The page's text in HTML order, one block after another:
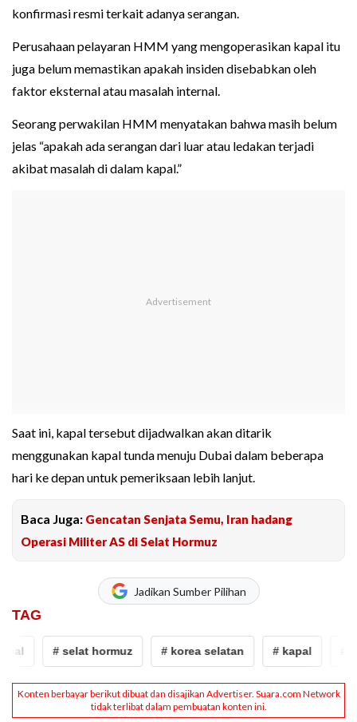
konfirmasi resmi terkait adanya serangan.
Perusahaan pelayaran HMM yang mengoperasikan kapal itu
juga belum memastikan apakah insiden disebabkan oleh
faktor eksternal atau masalah internal.
Seorang perwakilan HMM menyatakan bahwa masih belum
jelas “apakah ada serangan dari luar atau ledakan terjadi
akibat masalah di dalam kapal.”
Saat ini, kapal tersebut dijadwalkan akan ditarik
menggunakan kapal tunda menuju Dubai dalam beberapa
hari ke depan untuk pemeriksaan lebih lanjut.
Baca Juga: Gencatan Senjata Semu, Iran hadang
Operasi Militer AS di Selat Hormuz
Jadikan Sumber Pilihan
TAG
# selat hormuz # korea selatan # kapal